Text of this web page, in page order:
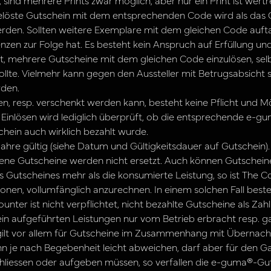
mehrere Prints zwar möglich, aber nur ein Print ist
Gutschein mit dem entsprechenden Code wird als das
Sollten weitere Exemplare mit dem gleichen Code
zur Folge hat. Es besteht kein Anspruch auf Erfüllung
mehrere Gutscheine mit dem gleichen Code einzulösen,
Vielmehr kann gegen den Aussteller mit
resp. verschenkt werden kann, besteht keine Pflicht und
Einlösen wird lediglich überprüft, ob die entsprechende e-
auch wirklich bezahlt wurde.
gültig (siehe Datum und Gültigkeitsdauer auf
Gutscheine werden nicht ersetzt. Auch können
mehr als die konsumierte Leistung, so ist The
vollumfänglich anzurechnen. In einem solchen Fall
ist nicht verpflichtet, nicht bezahlte Gutscheine als
aufgeführten Leistungen nur vom Betrieb erbracht resp.
vor allem für Gutscheine im Zusammenhang mit
je nach Begebenheit leicht abweichen, darf aber für den
oder aufgeben müssen, so verfallen die e-guma®-